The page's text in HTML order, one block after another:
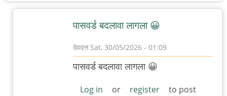
पासवर्ड बदलावा लागला 😀
देवदत्तSat, 30/05/2026 - 01:09
पासवर्ड बदलावा लागला 😀
Log in or register
to post